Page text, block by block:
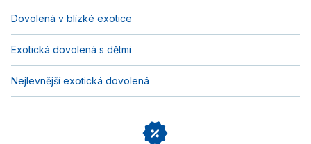
Dovolená v blízké exotice
Exotická dovolená s dětmi
Nejlevnější exotická dovolená